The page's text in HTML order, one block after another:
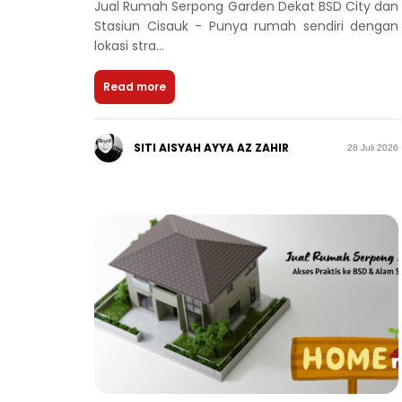
Jual Rumah Serpong Garden Dekat BSD City dan
Stasiun Cisauk - Punya rumah sendiri dengan
lokasi stra...
Read more
SITI AISYAH AYYA AZ ZAHIR 28 Juli 2026